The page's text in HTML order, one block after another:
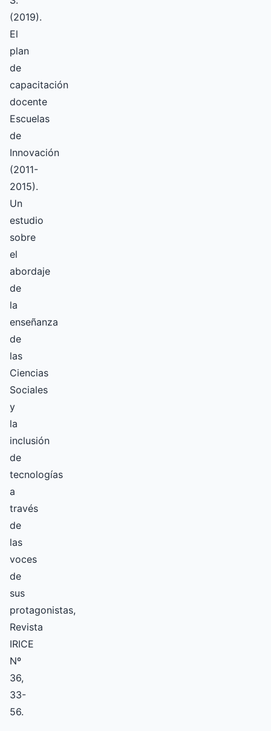
(2019).
El
plan
de
capacitación
docente
Escuelas
de
Innovación
(2011-
2015).
Un
estudio
sobre
el
abordaje
de
la
enseñanza
de
las
Ciencias
Sociales
y
la
inclusión
de
tecnologías
a
través
de
las
voces
de
sus
protagonistas,
Revista
IRICE
Nº
36,
33-
56.